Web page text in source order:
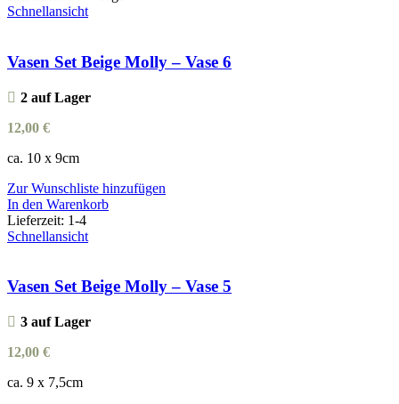
Schnellansicht
Vasen Set Beige Molly – Vase 6
2 auf Lager
12,00 €
ca. 10 x 9cm
Zur Wunschliste hinzufügen
In den Warenkorb
Lieferzeit: 1-4
Schnellansicht
Vasen Set Beige Molly – Vase 5
3 auf Lager
12,00 €
ca. 9 x 7,5cm